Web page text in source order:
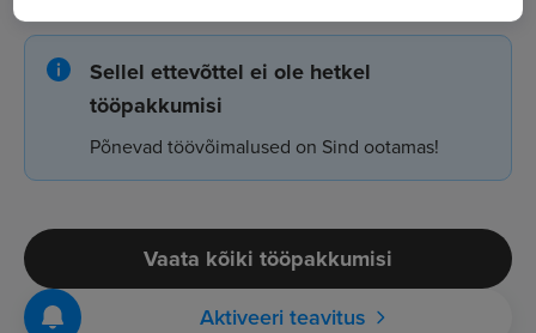
Sellel ettevõttel ei ole hetkel
tööpakkumisi
Põnevad töövõimalused on Sind ootamas!
Vaata kõiki tööpakkumisi
Aktiveeri teavitus